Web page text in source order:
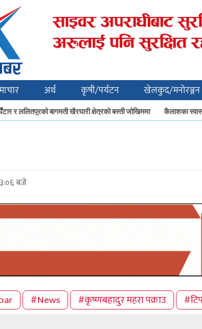
अर्थ कृषी/पर्यटन खेलकुद/मनोरञ्जन
र ललितपुरको बागमती खैरघारी क्षेत्रको बस्ती जोखिममा कैलाशका
बजे
#News #कृष्णबहादुर महरा पक्राउ